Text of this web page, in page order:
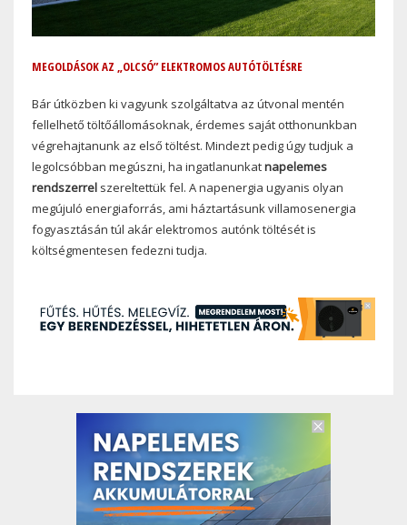
MEGOLDÁSOK AZ „OLCSÓ” ELEKTROMOS AUTÓTÖLTÉSRE
Bár útközben ki vagyunk szolgáltatva az útvonal mentén
fellelhető töltőállomásoknak, érdemes saját otthonunkban
végrehajtanunk az első töltést. Mindezt pedig úgy tudjuk a
legolcsóbban megúszni, ha ingatlanunkatnapelemes
rendszerrel szereltettük fel. A napenergia ugyanis olyan
megújuló energiaforrás, ami háztartásunk villamosenergia
fogyasztásán túl akár elektromos autónk töltését is
költségmentesen fedezni tudja.